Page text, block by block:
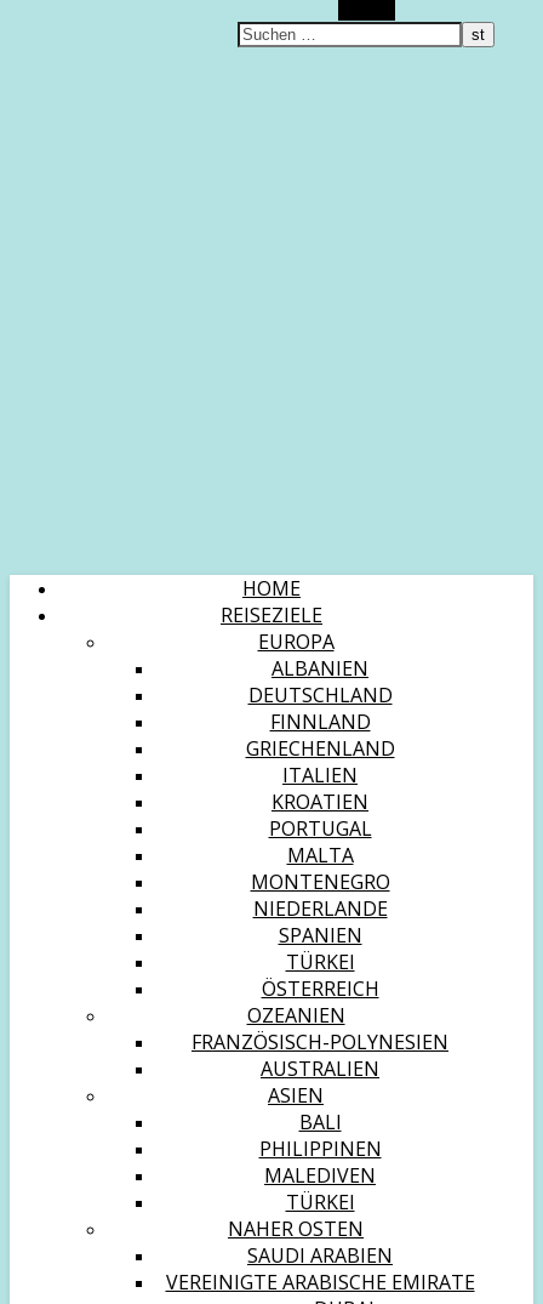
HOME
REISEZIELE
EUROPA
ALBANIEN
DEUTSCHLAND
FINNLAND
GRIECHENLAND
ITALIEN
KROATIEN
PORTUGAL
MALTA
MONTENEGRO
NIEDERLANDE
SPANIEN
TÜRKEI
ÖSTERREICH
OZEANIEN
FRANZÖSISCH-POLYNESIEN
AUSTRALIEN
ASIEN
BALI
PHILIPPINEN
MALEDIVEN
TÜRKEI
NAHER OSTEN
SAUDI ARABIEN
VEREINIGTE ARABISCHE EMIRATE